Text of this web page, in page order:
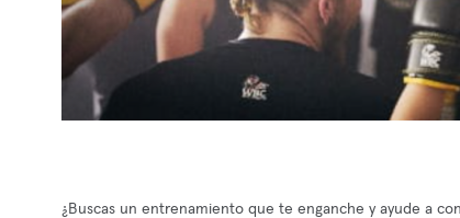
¿Buscas un entrenamiento que te enganche y ayude a